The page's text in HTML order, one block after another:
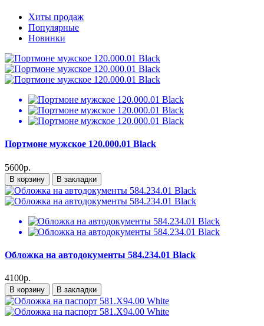
Хиты продаж
Популярные
Новинки
Портмоне мужское 120.000.01 Black
5600р.
В корзину В закладки
Обложка на автодокументы 584.234.01 Black
4100р.
В корзину В закладки